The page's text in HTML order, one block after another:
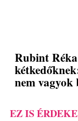
Rubint
nem vagyok
EZ IS